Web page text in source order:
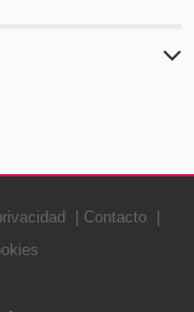
Contacto